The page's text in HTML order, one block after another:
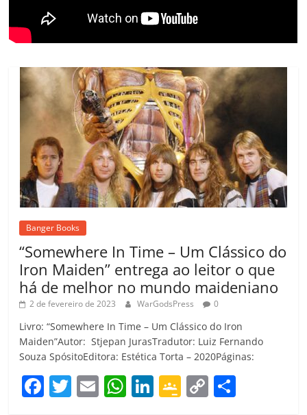
Banger Books
“Somewhere In Time – Um Clássico do
Iron Maiden” entrega ao leitor o que
há de melhor no mundo maideniano
2 de fevereiro de 2023 WarGodsPress 0
Livro: “Somewhere In Time – Um Clássico do Iron
Maiden”Autor: Stjepan JurasTradutor: Luiz Fernando
Souza SpósitoEditora: Estética Torta – 2020Páginas:
F T E W Li G C